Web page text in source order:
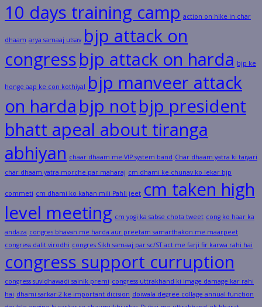
10 days training camp action on hike in char
dhaam arya samaaj utsav bjp attack on
congressbjp attack on harda bjp ke
honge aap ke con kothiyal bjp manveer attack
on harda bjp notbjp president
bhatt apeal about tiranga
abhiyan chaar dhaam me VIP system band Char dhaam yatra ki taiyari
char dhaam yatra morche par maharaj cm dhami ke chunav ko lekar bjp
commeti cm dhami ko kahan mili Pahli jeet cm taken high
level meeting cm yogi ka sabse chota tweet cong ko haar ka
andaza congres bhavan me harda aur preetam samarthakon me maarpeet
congress dalit virodhi congres Sikh samaaj par sc/ST act me farji fir karwa rahi hai
congress support curruption
congress suvidhawadi sainik premi congress uttrakhand ki image damage kar rahi
hai dhami sarkar-2 ke important dicision doiwala degree collage annual function